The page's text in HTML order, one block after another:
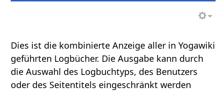
Dies ist die kombinierte Anzeige aller in Yogawiki
geführten Logbücher. Die Ausgabe kann durch
die Auswahl des Logbuchtyps, des Benutzers
oder des Seitentitels eingeschränkt werden